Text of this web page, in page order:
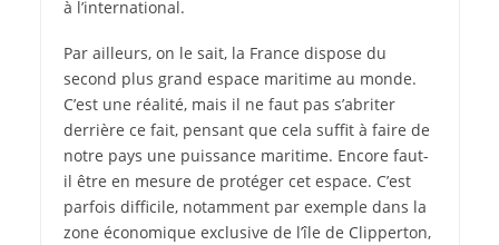
à l’international.
Par ailleurs, on le sait, la France dispose du
second plus grand espace maritime au monde.
C’est une réalité, mais il ne faut pas s’abriter
derrière ce fait, pensant que cela suffit à faire de
notre pays une puissance maritime. Encore faut-
il être en mesure de protéger cet espace. C’est
parfois difficile, notamment par exemple dans la
zone économique exclusive de l’île de Clipperton,